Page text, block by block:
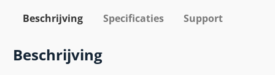
Beschrijving Specificaties Support
Beschrijving